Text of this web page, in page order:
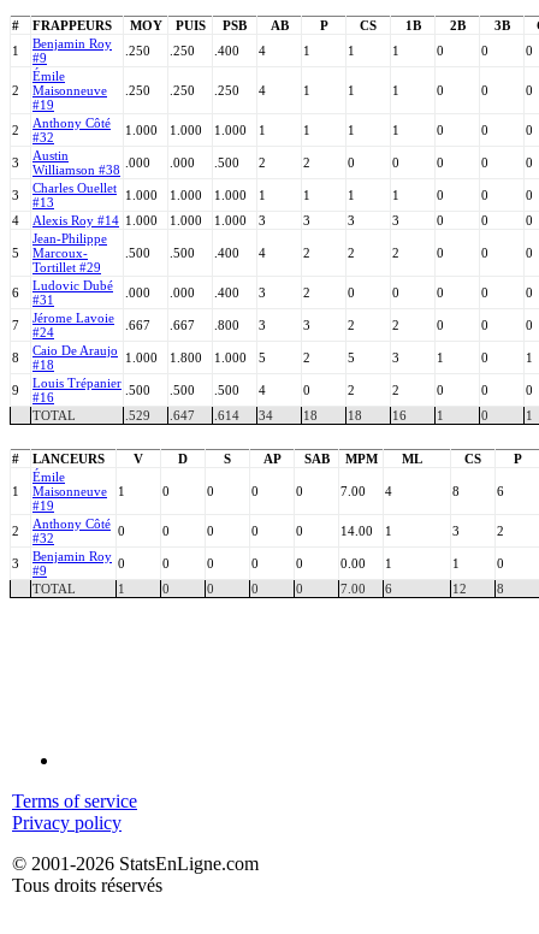
# FRAPPEURS MOY PUIS PSB AB P CS 1B 2B 3B
1
Benjamin Roy
#9
.250 .250 .400 4 1 1 1 0 0 0
2
Émile
Maisonneuve
#19
.250 .250 .250 4 1 1 1 0 0 0
2
Anthony Côté
#32
1.000 1.000 1.000 1 1 1 1 0 0 0
3
Austin
Williamson #38
.000 .000 .500 2 2 0 0 0 0 0
3
Charles Ouellet
#13
1.000 1.000 1.000 1 1 1 1 0 0
0
4
Alexis Roy #14 1.000 1.000 1.000 3 3 3 3 0 0 0
5
Jean-Philippe
Marcoux-
Tortillet #29
.500 .500 .400 4 2 2 2 0 0 0
6
Ludovic Dubé
#31
.000 .000 .400 3 2 0 0 0 0 0
7
Jérome Lavoie
#24
.667 .667 .800 3 3 2 2 0 0 0
8
Caio De Araujo
#18
1.000 1.800 1.000 5 2 5 3 1 0 1
9
Louis Trépanier
#16
.500 .500 .500 4 0 2 2 0 0
0
TOTAL
.529 .647 .614 34 18 18 16 1 0 1
# LANCEURS V D S AP SAB MPM ML CS P
1
Émile
Maisonneuve
#19
1 0 0 0 0 7.00 4 8 6
2
Anthony Côté
#32
0 0 0 0 0 14.00 1 3 2
3
Benjamin Roy
#9
0 0 0 0 0 0.00 1 1
0
TOTAL
1 0 0 0 0 7.00 6 12 8
Terms of service
Privacy policy
© 2001-2026 StatsEnLigne.com
Tous droits réservés